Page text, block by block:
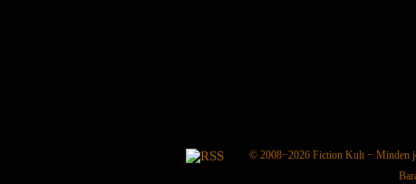
© 2008−2026 Fiction Kult− Minden